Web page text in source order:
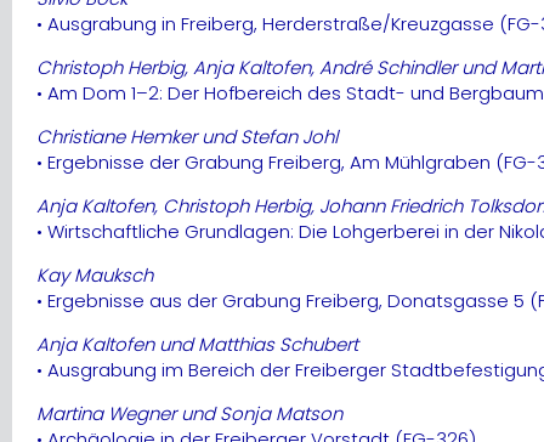
• Ausgrabung in Freiberg, Herderstraße/Kreuzgasse
Christoph Herbig, Anja Kaltofen, André Schindler und
• Am Dom 1–2: Der Hofbereich des Stadt- und
Christiane Hemker und Stefan Johl
• Ergebnisse der Grabung Freiberg, Am Mühlgraben (FG-
Anja Kaltofen, Christoph Herbig, Johann Friedrich
• Wirtschaftliche Grundlagen: Die Lohgerberei in der
Kay Mauksch
• Ergebnisse aus der Grabung Freiberg, Donatsgasse 5
Anja Kaltofen und Matthias Schubert
• Ausgrabung im Bereich der Freiberger
Martina Wegner und Sonja Matson